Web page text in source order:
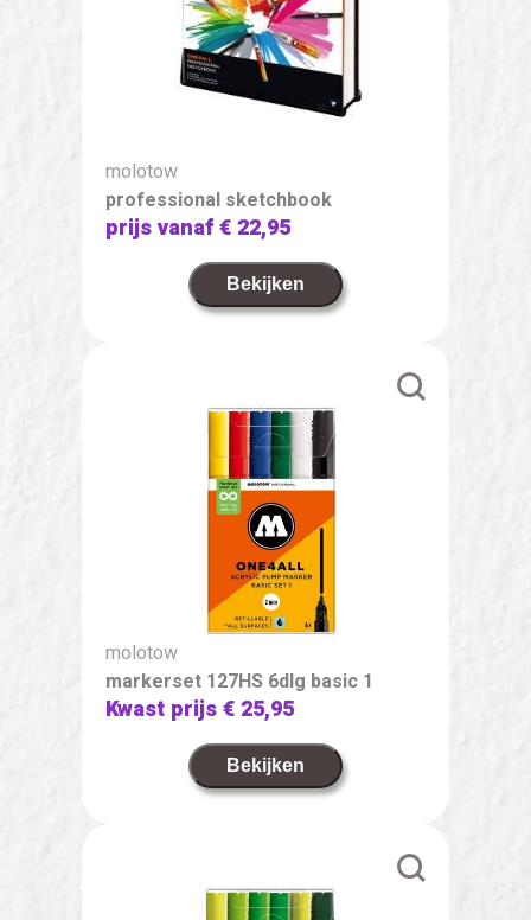
molotow
professional sketchbook
prijs vanaf€ 22,95
Bekijken
molotow
markerset 127HS 6dlg basic 1
Kwast prijs€ 25,95
Bekijken